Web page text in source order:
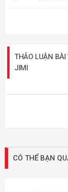
THẢO LUẬN BÀI
JIMI
CÓ THỂ BẠN